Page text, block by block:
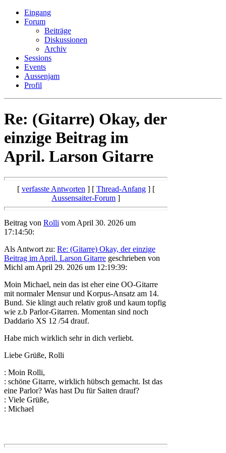
Eingang
Forum
Beiträge
Diskussionen
Archiv
Sessions
Events
Aussenjam
Profil
Re: (Gitarre) Okay, der
einzige Beitrag im
April. Larson Gitarre
[ verfasste Antworten ] [ Thread-Anfang] [
Aussensaiter-Forum ]
Beitrag von Rolli vom April 30. 2026 um
17:14:50:
Als Antwort zu: Re: (Gitarre) Okay, der einzige
Beitrag im April. Larson Gitarre geschrieben von
Michl am April 29. 2026 um 12:19:39:
Moin Michael, nein das ist eher eine OO-Gitarre
mit normaler Mensur und Korpus-Ansatz am 14.
Bund. Sie klingt auch relativ groß und kaum topfig
wie z.b Parlor-Gitarren. Momentan sind noch
Daddario XS 12 /54 drauf.
Habe mich wirklich sehr in dich verliebt.
Liebe Grüße, Rolli
: Moin Rolli,
: schöne Gitarre, wirklich hübsch gemacht. Ist das
eine Parlor? Was hast Du für Saiten drauf?
: Viele Grüße,
: Michael